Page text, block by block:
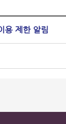
용 제한 알림